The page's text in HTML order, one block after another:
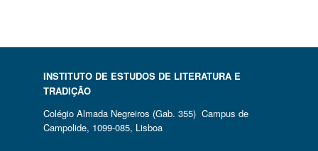
INSTITUTO DE ESTUDOS DE LITERATURA E
TRADIÇÃO
Colégio Almada Negreiros (Gab. 355) Campus de
Campolide, 1099-085, Lisboa